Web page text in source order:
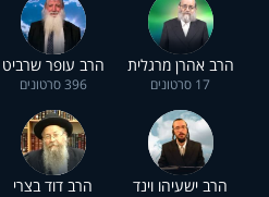
הרב אהרן מרגלית
17 סרטונים
הרב עופר שרביט
396 סרטונים
הרב ישעיהו וינד הרב דוד בצרי